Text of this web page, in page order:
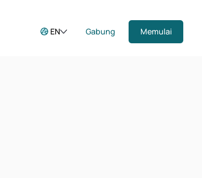
EN Gabung Memulai